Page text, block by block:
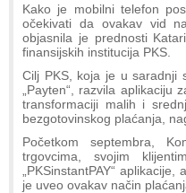
Kako je mobilni telefon
očekivati da ovakav vid
objasnila je prednosti
finansijskih institucija PKS.
Cilj PKS, koja je u saradnji
„Payten“, razvila
transformaciji malih i
bezgotovinskog plaćanja,
Početkom septembra,
trgovcima, svojim
„PKSinstantPAY“
je uveo ovakav način